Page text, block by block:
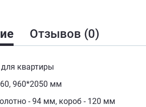
Отзывов (0)
квартиры
960*2050 мм
- 94 мм, короб - 120 мм